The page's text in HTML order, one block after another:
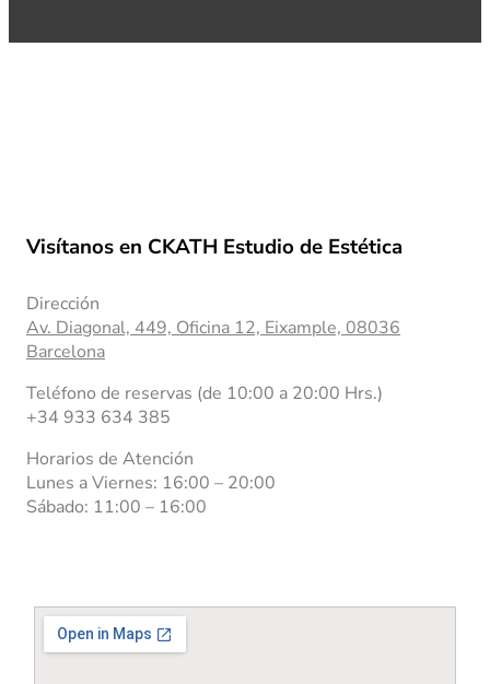
Visítanos en CKATH Estudio de Estética
Dirección
Av. Diagonal, 449, Oficina 12, Eixample, 08036
Barcelona
Teléfono de reservas (de 10:00 a 20:00 Hrs.)
+34 933 634 385
Horarios de Atención
Lunes a Viernes: 16:00 – 20:00
Sábado: 11:00 – 16:00